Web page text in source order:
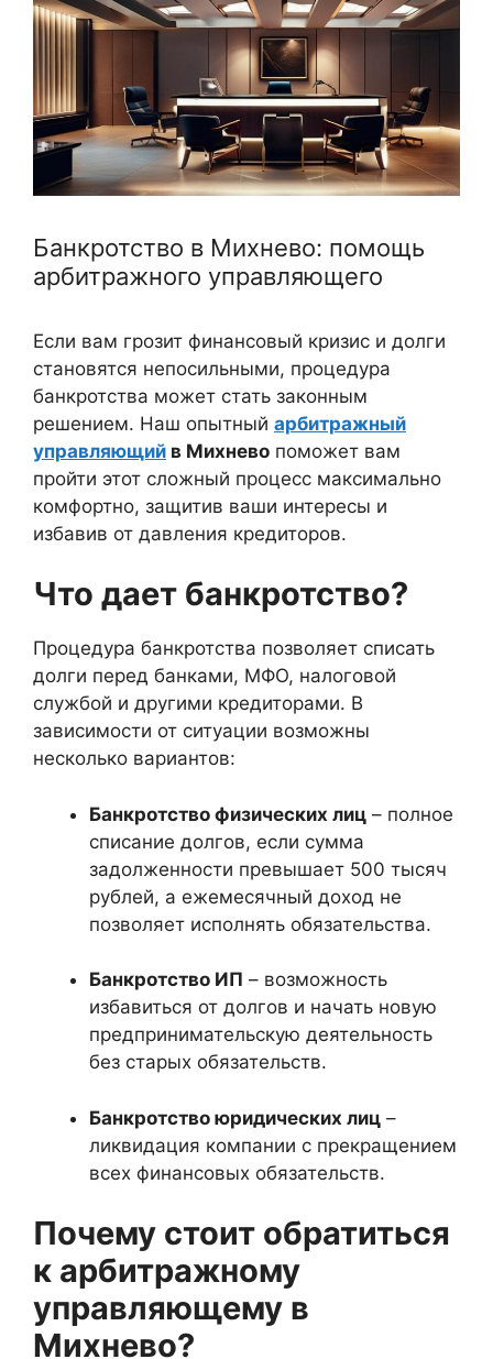
Банкротство в Михнево: помощь
арбитражного управляющего
Если вам грозит финансовый кризис и долги
становятся непосильными, процедура
банкротства может стать законным
решением. Наш опытный арбитражный
управляющий в Михнево поможет вам
пройти этот сложный процесс максимально
комфортно, защитив ваши интересы и
избавив от давления кредиторов.
Что дает банкротство?
Процедура банкротства позволяет списать
долги перед банками, МФО, налоговой
службой и другими кредиторами. В
зависимости от ситуации возможны
несколько вариантов:
Банкротство физических лиц – полное
списание долгов, если сумма
задолженности превышает 500 тысяч
рублей, а ежемесячный доход не
позволяет исполнять обязательства.
Банкротство ИП – возможность
избавиться от долгов и начать новую
предпринимательскую деятельность
без старых обязательств.
Банкротство юридических лиц –
ликвидация компании с прекращением
всех финансовых обязательств.
Почему стоит обратиться
к арбитражному
управляющему в
Михнево?